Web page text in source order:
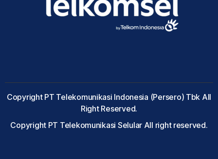
Copyright PT Telekomunikasi Indonesia (Persero) Tbk All
Right Reserved.
Copyright PT Telekomunikasi Selular All right reserved.